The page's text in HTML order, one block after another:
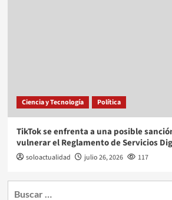
Ciencia y Tecnología Política
TikTok se enfrenta a una posible
vulnerar el Reglamento de Servicios
soloactualidad julio 26, 2026 117